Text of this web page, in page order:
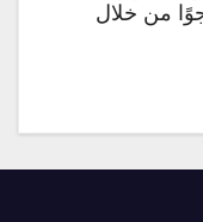
من خلال